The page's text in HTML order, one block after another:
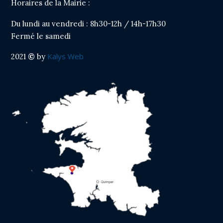
Horaires de la Mairie :
Du lundi au vendredi : 8h30-12h / 14h-17h30
Fermé le samedi
2021 © by Kalys Web